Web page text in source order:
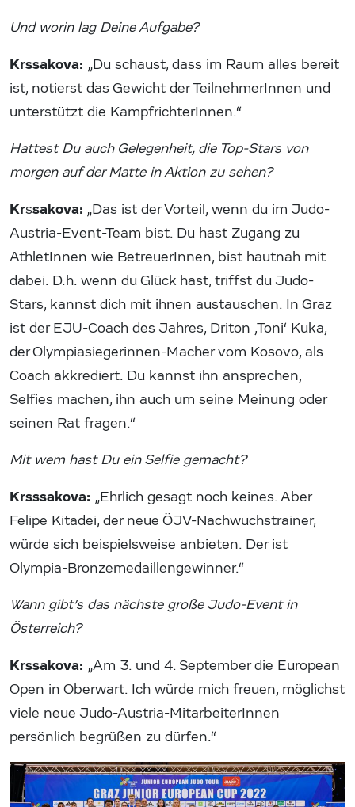
Und worin lag Deine Aufgabe?
Krssakova: „Du schaust, dass im Raum alles bereit
ist, notierst das Gewicht der TeilnehmerInnen und
unterstützt die KampfrichterInnen.“
Hattest Du auch Gelegenheit, die Top-Stars von
morgen auf der Matte in Aktion zu sehen?
Krssakova: „Das ist der Vorteil, wenn du im Judo-
Austria-Event-Team bist. Du hast Zugang zu
AthletInnen wie BetreuerInnen, bist hautnah mit
dabei. D.h. wenn du Glück hast, triffst du Judo-
Stars, kannst dich mit ihnen austauschen. In Graz
ist der EJU-Coach des Jahres, Driton ,Toni‘ Kuka,
der Olympiasiegerinnen-Macher vom Kosovo, als
Coach akkrediert. Du kannst ihn ansprechen,
Selfies machen, ihn auch um seine Meinung oder
seinen Rat fragen.“
Mit wem hast Du ein Selfie gemacht?
Krsssakova: „Ehrlich gesagt noch keines. Aber
Felipe Kitadei, der neue ÖJV-Nachwuchstrainer,
würde sich beispielsweise anbieten. Der ist
Olympia-Bronzemedaillengewinner.“
Wann gibt’s das nächste große Judo-Event in
Österreich?
Krssakova: „Am 3. und 4. September die European
Open in Oberwart. Ich würde mich freuen, möglichst
viele neue Judo-Austria-MitarbeiterInnen
persönlich begrüßen zu dürfen.“